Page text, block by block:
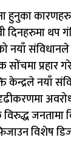
हुनुका
दिनहरुमा थप
नयाँ
सोंचमा प्रहार
केन्द्रले नयाँ
जनतामा
विशेष